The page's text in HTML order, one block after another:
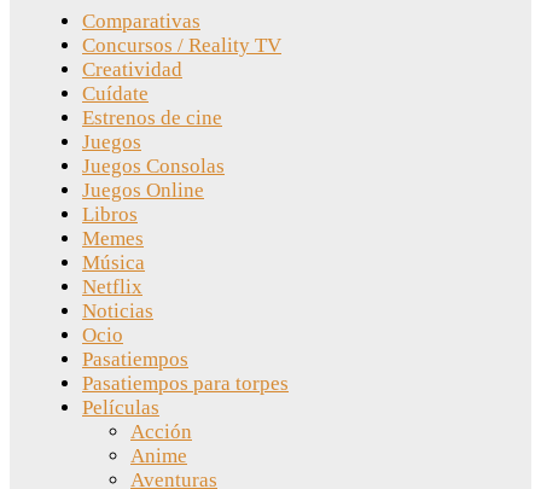
Comparativas
Concursos / Reality TV
Creatividad
Cuídate
Estrenos de cine
Juegos
Juegos Consolas
Juegos Online
Libros
Memes
Música
Netflix
Noticias
Ocio
Pasatiempos
Pasatiempos para torpes
Películas
Acción
Anime
Aventuras